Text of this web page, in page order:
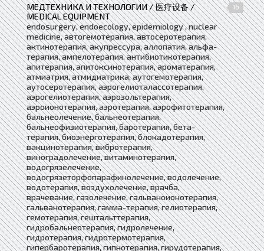
МЕДТЕХНИКА И ТЕХНОЛОГИИ / 医疗设备 /
MEDICAL EQUIPMENT
16
endosurgery, endoecology, epidemiology , nuclear
medicine, автогемотерапия, автосеротерапия,
актинотерапия, акупрессура, аллопатия, альфа-
терапия, ампелотерапия, антибиотикотерапия,
апитерапия, апитоксинотерапия, ароматерапия,
атмиатрия, атмидиатрика, аутогемотерапия,
аутосеротерапия, аэрогелиоталассотерапия,
аэрогелиотерапия, аэрозольтерапия,
аэроионотерапия, аэротерапия, аэрофитотерапия,
бальнеолечение, бальнеотерапия,
бальнеофизиотерапия, баротерапия, бета-
терапия, биоэнерготерапия, блокадотерапия,
вакцинотерапия, вибротерапия,
виноградолечение, витаминотерапия,
водогрязелечение,
водогрязеторфопарафинолечение, водолечение,
водотерапия, воздухолечение, врачба,
врачевание, газолечение, гальваноионотерапия,
гальванотерапия, гамма-терапия, гелиотерапия,
гемотерапия, гештальттерапия,
гидробальнеотерапия, гидролечение,
гидротерапия, гидротермотерапия,
гипербаротерапия, гипнотерапия, гирудотерапия,